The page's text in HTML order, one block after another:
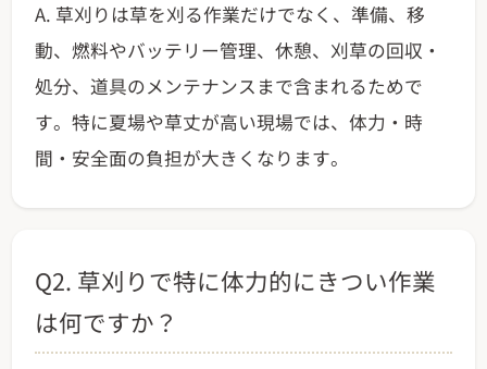
A. 草刈りは草を刈る作業だけでなく、準備、移
動、燃料やバッテリー管理、休憩、刈草の回収・
処分、道具のメンテナンスまで含まれるためで
す。特に夏場や草丈が高い現場では、体力・時
間・安全面の負担が大きくなります。
Q2. 草刈りで特に体力的にきつい作業
は何ですか？